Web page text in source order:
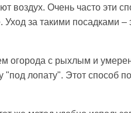
воздух. Очень часто эти
Уход за такими посадками
огорода с рыхлым и
лопату". Этот способ